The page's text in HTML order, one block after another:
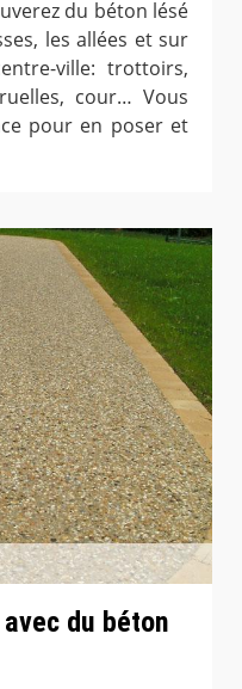
du béton lésé
les allées et sur
ville: trottoirs,
cour… Vous
pour en poser et
du béton